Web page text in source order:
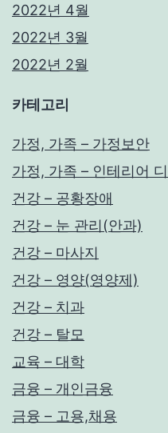
2022년 4월
2022년 3월
2022년 2월
카테고리
가정, 가족 – 가정보안
가정, 가족 – 인테리어
건강 – 공황장애
건강 – 눈 관리(안과)
건강 – 마사지
건강 – 영양(영양제)
건강 – 치과
건강 – 탈모
교육 – 대학
금융 – 개인금융
금융 – 고용,채용